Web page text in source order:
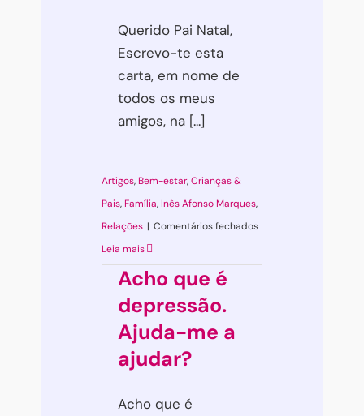
Querido Pai Natal,
Escrevo-te esta
carta, em nome de
todos os meus
amigos, na [...]
Artigos, Bem-estar,Crianças &
Pais, Família, Inês Afonso Marques,
Relações | Comentários fechadosem
Leia mais
Acho que é
depressão.
Ajuda-me a
ajudar?
Acho que é